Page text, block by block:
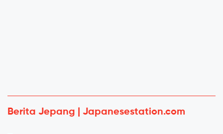
Berita Jepang | Japanesestation.com